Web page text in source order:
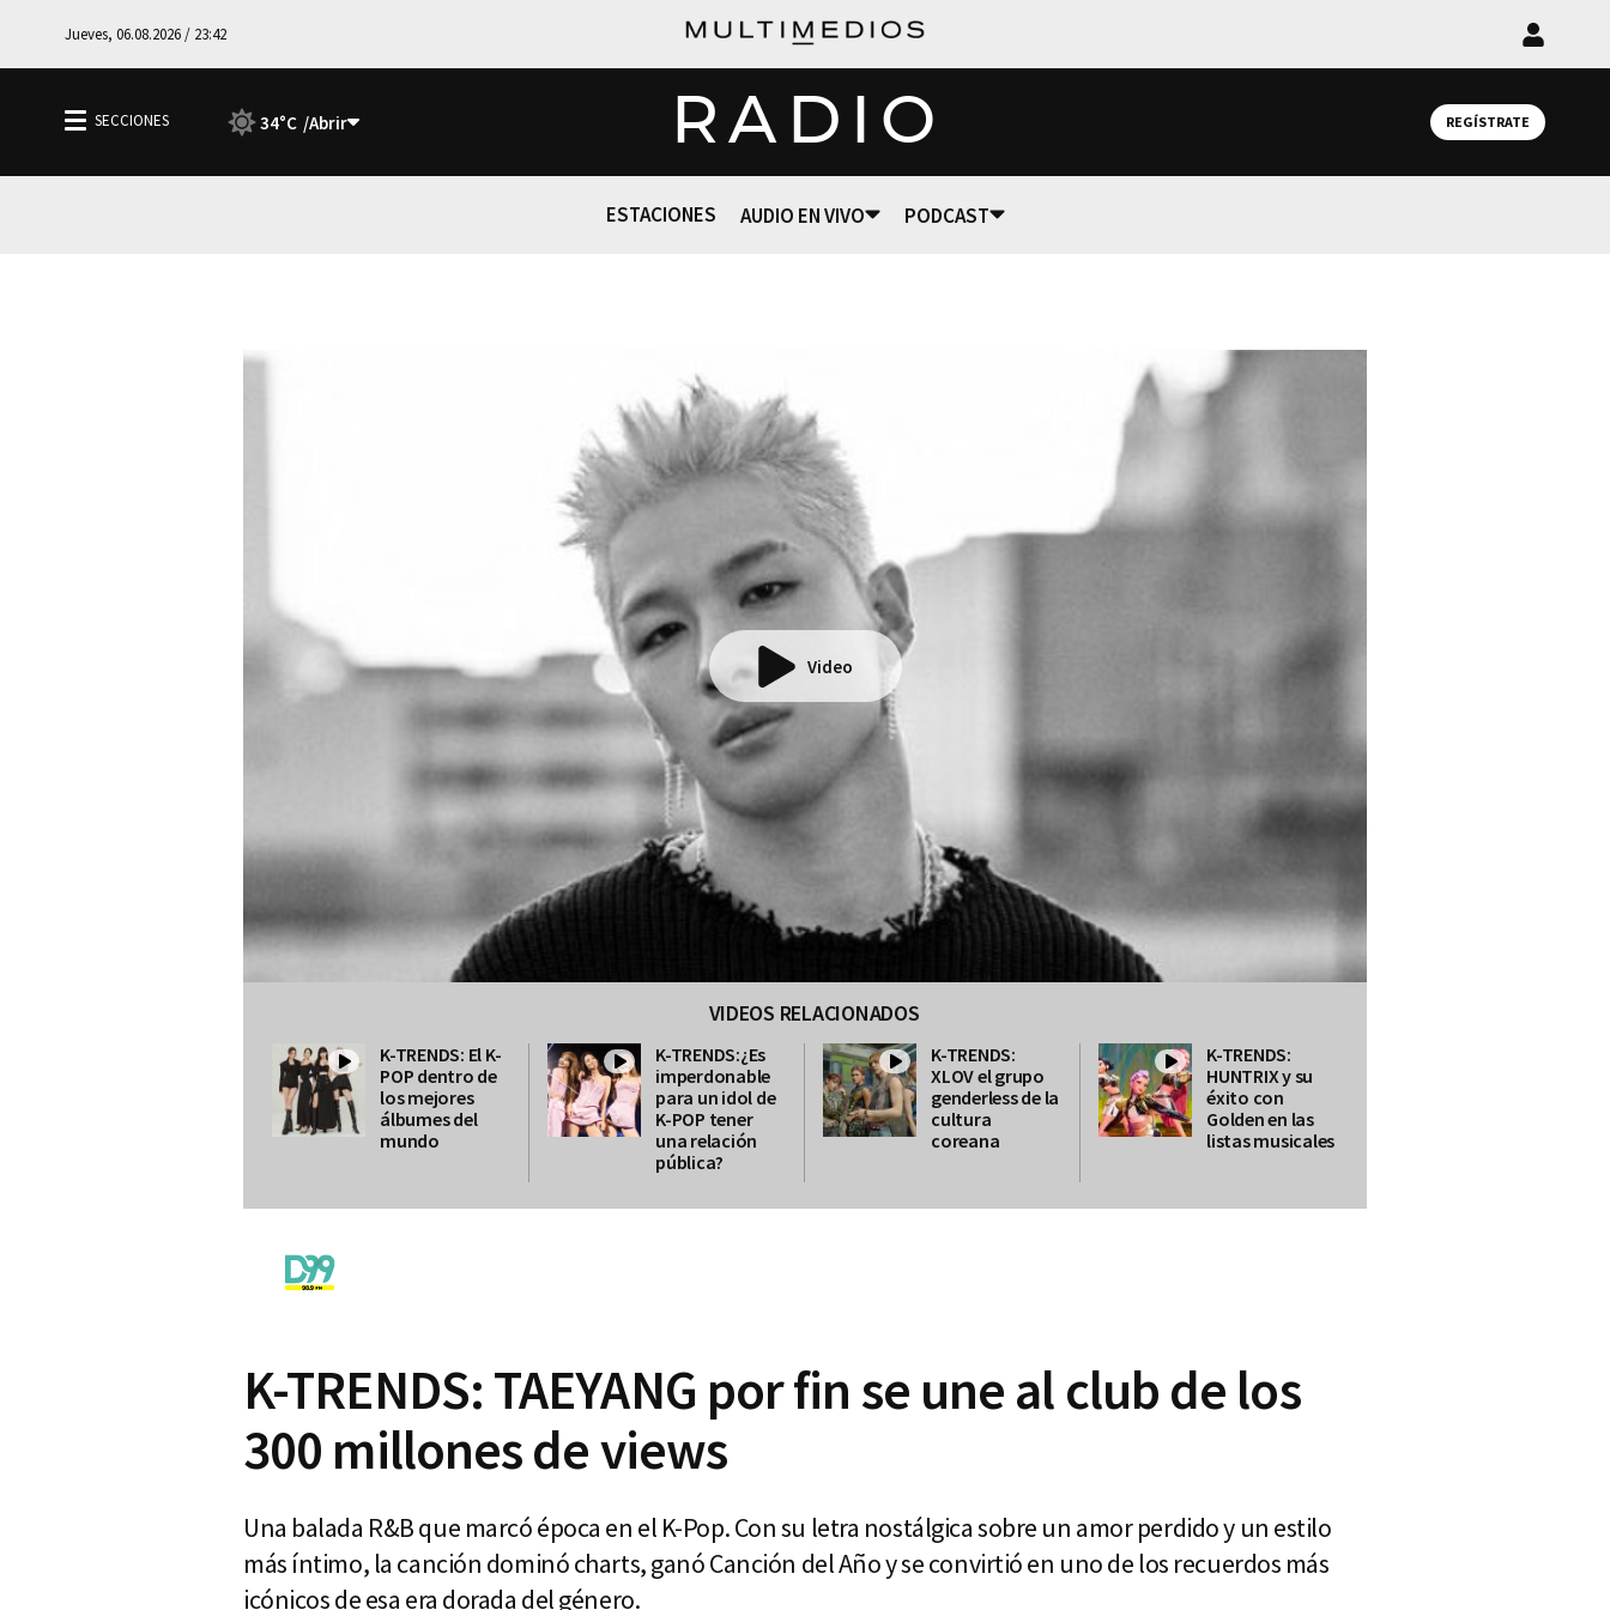
Jueves, 06.08.2026 / 23:42
Iniciar
34°C RADIO REGÍSTRATE
ESTACIONES AUDIO EN VIVO PODCAST
Video
VIDEOS RELACIONADOS
K-TRENDS: El K-
POP dentro de
los mejores
álbumes del
mundo
K-TRENDS:¿Es
imperdonable
para un idol de
K-POP tener
una relación
pública?
K-TRENDS:
XLOV el grupo
genderless de la
cultura
coreana
K-TRENDS:
HUNTRIX y su
éxito con
Golden en las
listas musicales
K-TRENDS: TAEYANG por fin se une al club de los
300 millones de views
Una balada R&B que marcó época en el K-Pop. Con su letra nostálgica sobre un amor perdido y un estilo
más íntimo, la canción dominó charts, ganó Canción del Año y se convirtió en uno de los recuerdos más
icónicos de esa era dorada del género.